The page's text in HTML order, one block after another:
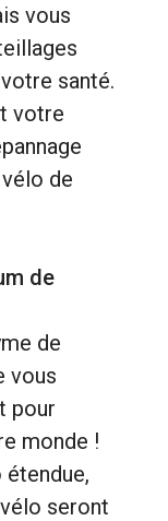
vous
santé.
votre
de
de
de
vous
pour
monde !
étendue,
seront